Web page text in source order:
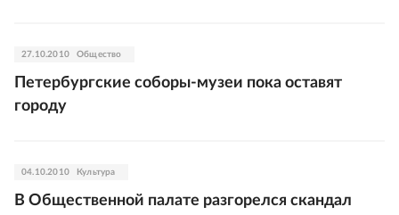
27.10.2010 Общество
Петербургские соборы-музеи пока оставят
городу
04.10.2010 Культура
В Общественной палате разгорелся скандал